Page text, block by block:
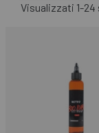
Visualizzati 1-24